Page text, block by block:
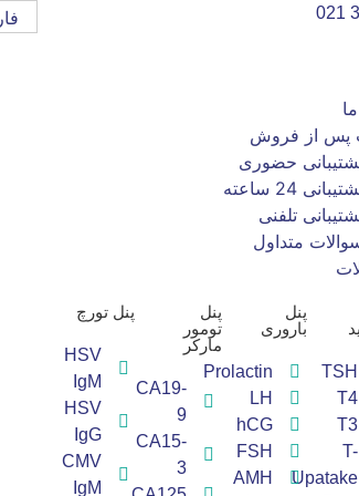
پس از فروش
حضوری
24 ساعته
تلفنی
متداول
TSH
T4
T3
T-
Upatake
پنل
باروری
Prolactin
LH
hCG
FSH
AMH
پنل
تومور
مارکر
CA19-
9
CA15-
3
پنل تورچ
HSV
IgM
HSV
IgG
CMV
IgM